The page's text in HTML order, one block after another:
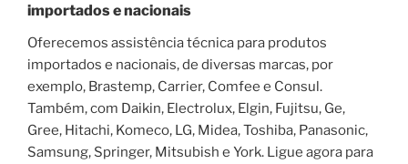
importados e nacionais
Oferecemos assistência técnica para produtos
importados e nacionais, de diversas marcas, por
exemplo, Brastemp, Carrier, Comfee e Consul.
Também, com Daikin, Electrolux, Elgin, Fujitsu, Ge,
Gree, Hitachi, Komeco, LG, Midea, Toshiba, Panasonic,
Samsung, Springer, Mitsubish e York. Ligue agora para